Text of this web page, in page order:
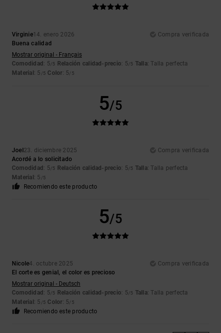
Virginie14. enero 2026
Compra verificada
Buena calidad
Mostrar original - Français
Comodidad : 5/5 Relación calidad-precio: 5/5 Talla: Talla perfecta
Material : 5 /5 Color: 5/5
5/5
Joel 23. diciembre 2025
Compra verificada
Acordé a lo solicitado
Comodidad : 5/5 Relación calidad-precio: 5/5 Talla: Talla perfecta
Material : 5 /5
Recomiendo este producto
5/5
Nicole4. octubre 2025
Compra verificada
El corte es genial, el color es precioso
Mostrar original - Deutsch
Comodidad : 5/5 Relación calidad-precio: 5/5 Talla: Talla perfecta
Material : 5 /5 Color: 5/5
Recomiendo este producto